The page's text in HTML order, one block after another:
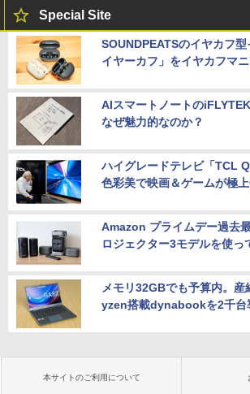
Special Site
SOUNDPEATSのイヤカフ
イヤーカフ」をイヤカフマ
AIスマートノートの
なぜ魅力的なのか？
ハイグレードテレビ「TCL
色彩美で映画＆ゲームが極
Amazon プライムデー過去
ロジェクター3モデルを使っ
メモリ32GBでも予算内。
yzen搭載dynabookを2千台
本サイトのご利用について